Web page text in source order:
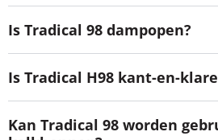
Is Tradical 98 dampopen?
Is Tradical H98 kant-en-
Kan Tradical 98 worden